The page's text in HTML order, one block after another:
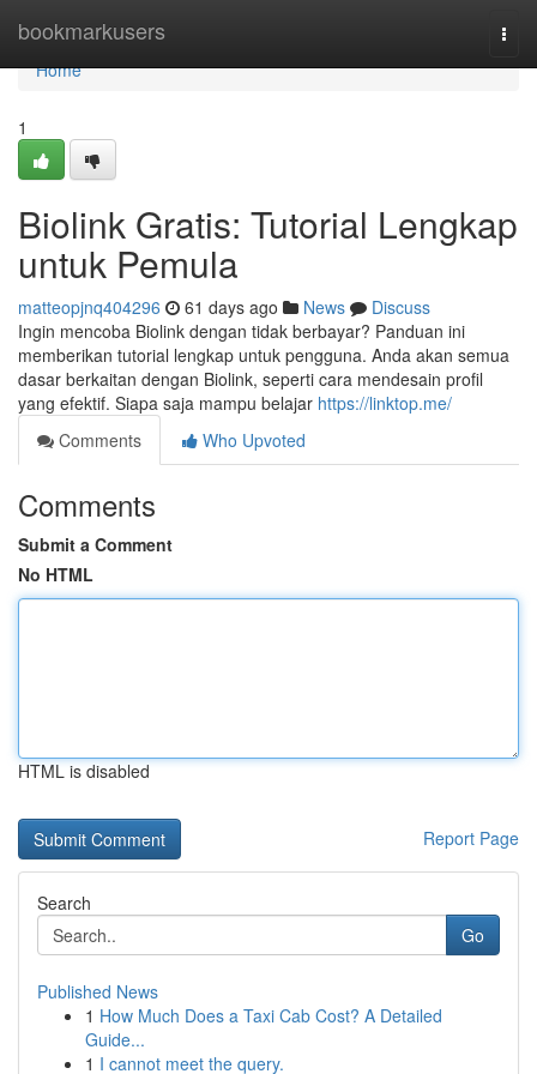
bookmarkusers
Home
Home
1
Biolink Gratis: Tutorial Lengkap
untuk Pemula
matteopjnq404296 61 days ago News
Discuss
Ingin mencoba Biolink dengan tidak berbayar? Panduan ini
memberikan tutorial lengkap untuk pengguna. Anda akan semua
dasar berkaitan dengan Biolink, seperti cara mendesain profil
yang efektif. Siapa saja mampu belajar https://linktop.me/
Comments
Who Upvoted
Comments
Submit a Comment
No HTML
HTML is disabled
Report Page
Search
Go
Published News
1 How Much Does a Taxi Cab Cost? A Detailed
Guide...
1 I cannot meet the query.